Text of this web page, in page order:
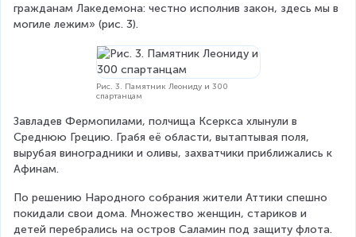
гражданам Лакедемона: честно исполнив закон, здесь мы в
могиле лежим» (рис. 3).
Рис. 3. Памятник Леониду и 300
спартанцам
Завладев Фермопилами, полчища Ксеркса хлынули в
Среднюю Грецию. Грабя её области, вытаптывая поля,
вырубая виноградники и оливы, захватчики приближались к
Афинам.
По решению Народного собрания жители Аттики спешно
покидали свои дома. Множество женщин, стариков и
детей перебрались на остров Саламин под защиту флота.